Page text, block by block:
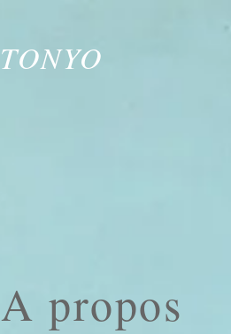
TONYO
A propos